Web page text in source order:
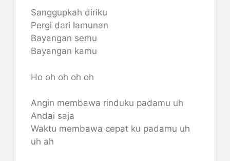
Sanggupkah diriku
Pergi dari lamunan
Bayangan semu
Bayangan kamu
Ho oh oh oh oh
Angin membawa rinduku padamu uh
Andai saja
Waktu membawa cepat ku padamu uh
uh ah